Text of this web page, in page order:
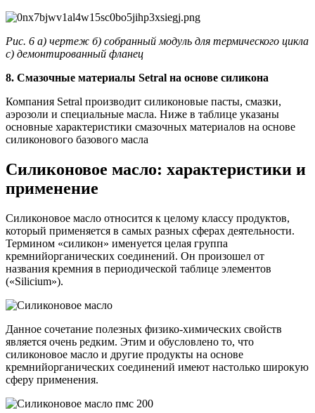
Рис. 6 а) чертеж б) собранный модуль для термического цикла
с) демонтированный фланец
8. Смазочные материалы Setral на основе силикона
Компания Setral производит силиконовые пасты, смазки,
аэрозоли и специальные масла. Ниже в таблице указаны
основные характеристики смазочных материалов на основе
силиконового базового масла
Силиконовое масло: характеристики и
применение
Силиконовое масло относится к целому классу продуктов,
который применяется в самых разных сферах деятельности.
Термином «силикон» именуется целая группа
кремнийорганических соединений. Он произошел от
названия кремния в периодической таблице элементов
(«Silicium»).
Данное сочетание полезных физико-химических свойств
является очень редким. Этим и обусловлено то, что
силиконовое масло и другие продукты на основе
кремнийорганических соединений имеют настолько широкую
сферу применения.